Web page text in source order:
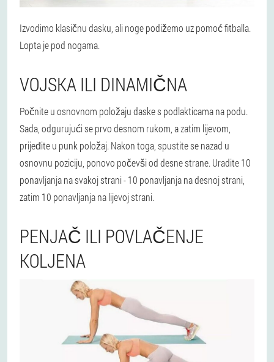
Izvodimo klasičnu dasku, ali noge podižemo uz pomoć fitballa.
Lopta je pod nogama.
VOJSKA ILI DINAMIČNA
Počnite u osnovnom položaju daske s podlakticama na podu.
Sada, odgurujući se prvo desnom rukom, a zatim lijevom,
prijeđite u punk položaj. Nakon toga, spustite se nazad u
osnovnu poziciju, ponovo počevši od desne strane. Uradite 10
ponavljanja na svakoj strani - 10 ponavljanja na desnoj strani,
zatim 10 ponavljanja na lijevoj strani.
PENJAČ ILI POVLAČENJE
KOLJENA